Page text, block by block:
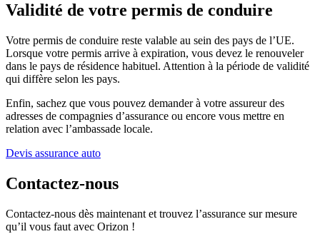
Validité de votre permis de conduire
Votre permis de conduire reste valable au sein des pays de l’UE.
Lorsque votre permis arrive à expiration, vous devez le renouveler
dans le pays de résidence habituel. Attention à la période de validité
qui diffère selon les pays.
Enfin, sachez que vous pouvez demander à votre assureur des
adresses de compagnies d’assurance ou encore vous mettre en
relation avec l’ambassade locale.
Devis assurance auto
Contactez-nous
Contactez-nous dès maintenant et trouvez l’assurance sur mesure
qu’il vous faut avec Orizon !